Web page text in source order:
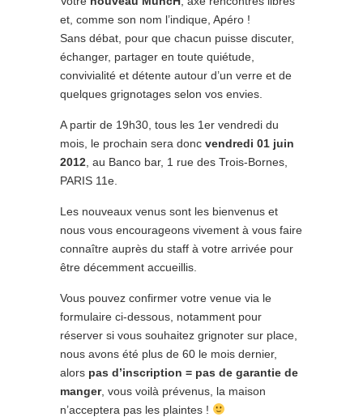
et, comme son nom l’indique, Apéro !
Sans débat, pour que chacun puisse discuter,
échanger, partager en toute quiétude,
convivialité et détente autour d’un verre et de
quelques grignotages selon vos envies.
A partir de 19h30, tous les 1er vendredi du
mois, le prochain sera donc vendredi 01 juin
2012 , au Banco bar, 1 rue des Trois-Bornes,
PARIS 11e.
Les nouveaux venus sont les bienvenus et
nous vous encourageons vivement à vous faire
connaître auprès du staff à votre arrivée pour
être décemment accueillis.
Vous pouvez confirmer votre venue via le
formulaire ci-dessous, notamment pour
réserver si vous souhaitez grignoter sur place,
nous avons été plus de 60 le mois dernier,
alors pas d’inscription = pas de garantie de
manger, vous voilà prévenus, la maison
n’acceptera pas les plaintes !